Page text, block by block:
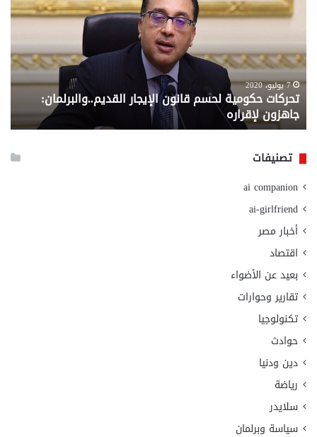
لحسم
قانون
القديم..والبرلمان:
جاهزون
لإقراره
7 يوليو، 2020
تحركات حكومية لحسم قانون الإيجار القديم..والبرلمان:
جاهزون لإقراره
..
من
تصنيفات
ai companion
ai-girlfriend
أخبار مصر
اقتصاد
بعيد عن الأضواء
تقارير وحوارات
تكنولوجيا
حوادث
دين ودنيا
رياضة
سلايدر
سياسة وبرلمان